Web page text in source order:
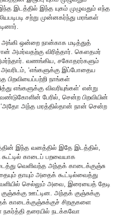
இடத்தில் இந்த யுகம் முழுவதும் எந்த
சற்று முன்னகர்ந்து மரங்கள்
ஒன்றை நான்காக மடித்துத்
அமர்வதற்கு விரித்தார். கௌதமர்
வணங்கிய, சகோதரர்களும்
‘எங்களுக்கு இப்போதைய
பிறவியைப்பற்றி நாங்கள்
எங்களுக்கு விவரியுங்கள்’ என்று
பேரில், சென்ற பிறவியின்
அந்த மரத்தில்தான் நான் சென்ற
இந்த வனத்தில் இதே இடத்தில்,
கூட்டில் காடைப் பறவையாக
வெளிவந்த அந்தக் காடைக்குஞ்சு
தாயும் அதைக் கூட்டில்வைத்து
செல்லும் அவை, இரையைத் தேடி
ஊட்டின. அந்தக் குஞ்சுக்கு
சிறகுகளை
நகர்த்தி தரையில் நடக்கவோ